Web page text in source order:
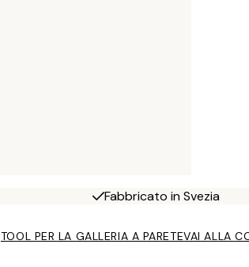
Fabbricato in Svezia
TOOL PER LA GALLERIA A PARETEVAI ALLA